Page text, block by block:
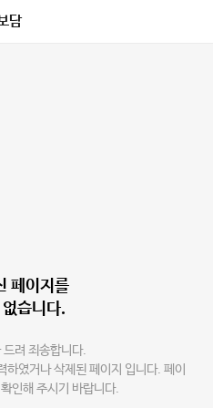
담
페이지를
습니다.
려 죄송합니다.
였거나 삭제된 페이지 입니다. 페이
인해 주시기 바랍니다.